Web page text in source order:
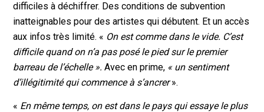
difficiles à déchiffrer. Des conditions de subvention
inatteignables pour des artistes qui débutent. Et un accès
aux infos très limité. « On est comme dans le vide. C’est
difficile quand on n’a pas posé le pied sur le premier
barreau de l’échelle ».Avec en prime, « un sentiment
d’illégitimité qui commence à s’ancrer».
« En même temps, on est dans le pays qui essaye le plus